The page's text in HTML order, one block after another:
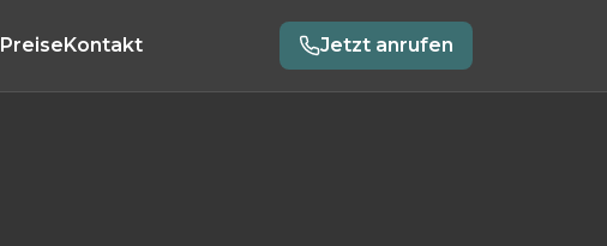
PreiseKontakt Jetzt anrufen